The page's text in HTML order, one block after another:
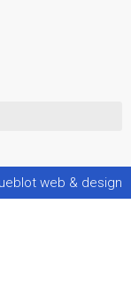
web & design